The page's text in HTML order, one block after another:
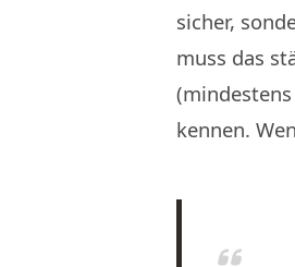
sicher,
muss das
kennen.